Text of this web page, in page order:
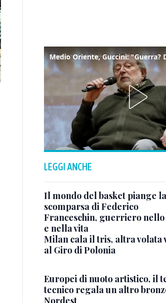
LEGGI ANCHE
Il mondo del basket piange la
scomparsa di Federico
Franceschin, guerriero
e nella vita
Milan cala il tris, altra volata
al Giro di Polonia
Europei di nuoto artistico, il
tecnico regala un altro
Nordest